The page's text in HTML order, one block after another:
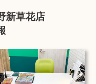
新草花店